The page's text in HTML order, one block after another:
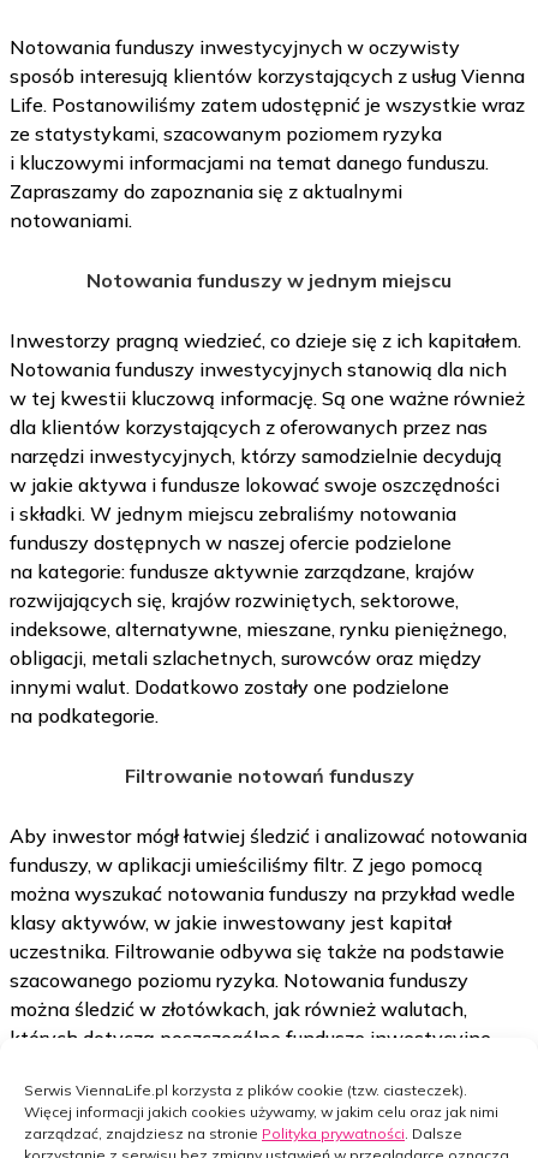
Serwis ViennaLife.pl korzysta z plików cookie (tzw. ciasteczek).
Więcej informacji jakich cookies używamy, w jakim celu oraz jak nimi
zarządzać, znajdziesz na stronie Polityka prywatności. Dalsze
Notowania funduszy inwestycyjnych w oczywisty
sposób interesują klientów korzystających z usług Vienna
Life. Postanowiliśmy zatem udostępnić je wszystkie wraz
ze statystykami, szacowanym poziomem ryzyka
i kluczowymi informacjami na temat danego funduszu.
Zapraszamy do zapoznania się z aktualnymi
notowaniami.
Notowania funduszy w jednym miejscu
Inwestorzy pragną wiedzieć, co dzieje się z ich kapitałem.
Notowania funduszy inwestycyjnych stanowią dla nich
w tej kwestii kluczową informację. Są one ważne również
dla klientów korzystających z oferowanych przez nas
narzędzi inwestycyjnych, którzy samodzielnie decydują
w jakie aktywa i fundusze lokować swoje oszczędności
i składki. W jednym miejscu zebraliśmy notowania
funduszy dostępnych w naszej ofercie podzielone
na kategorie: fundusze aktywnie zarządzane, krajów
rozwijających się, krajów rozwiniętych, sektorowe,
indeksowe, alternatywne, mieszane, rynku pieniężnego,
obligacji, metali szlachetnych, surowców oraz między
innymi walut. Dodatkowo zostały one podzielone
na podkategorie.
Filtrowanie notowań funduszy
Aby inwestor mógł łatwiej śledzić i analizować notowania
funduszy, w aplikacji umieściliśmy filtr. Z jego pomocą
można wyszukać notowania funduszy na przykład wedle
klasy aktywów, w jakie inwestowany jest kapitał
uczestnika. Filtrowanie odbywa się także na podstawie
szacowanego poziomu ryzyka. Notowania funduszy
można śledzić w złotówkach, jak również walutach,
których dotyczą poszczególne fundusze inwestycyjne.
analizy. Dlatego w aplikacji Notowania można przeglądać
notowania funduszy także retrospektywnie, wybierając